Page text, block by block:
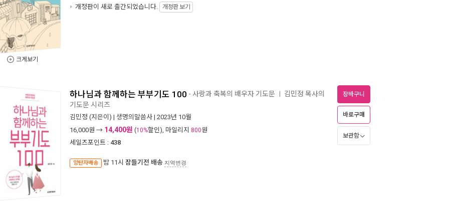
크게보기
개정판이 새로 출간되었습니다. 개정판 보기
하나님과 함께하는 부부기도 100 - 사랑과 축복의 배우자 기도문 김민정 목사의
기도문 시리즈
김민정 (지은이) | 생명의말씀사 | 2023년 10월
16,000원 → 14,400원 (10%할인), 마일리지 800원
세일즈포인트 : 438
양탄자배송 밤 11시 잠들기전 배송 지역변경
장바구니
바로구매
보관함